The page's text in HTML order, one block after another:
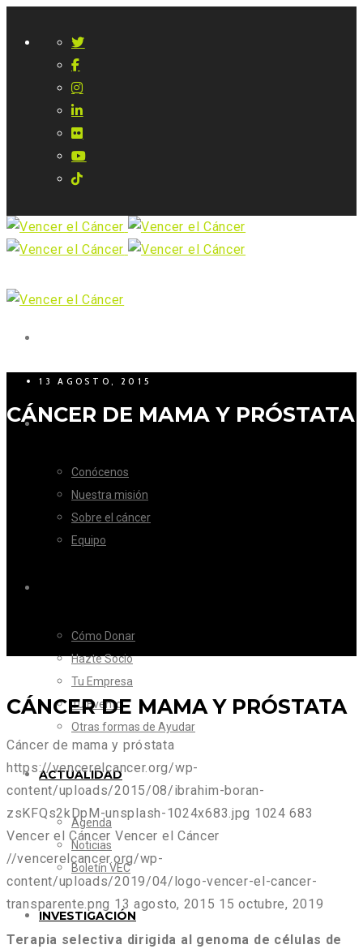
LA FUNDACIÓN
Conócenos
Nuestra misión
Sobre el cáncer
Equipo
Cómo Donar
Hazte Socio
Tu Empresa
Tu Evento
Otras formas de Ayudar
ACTUALIDAD
Agenda
Noticias
Boletín VEC
INVESTIGACIÓN
13 AGOSTO, 2015
CÁNCER DE MAMA Y PRÓSTATA
CÁNCER DE MAMA Y PRÓSTATA
Cáncer de mama y próstata
https://vencerelcancer.org/wp-
content/uploads/2015/08/ibrahim-boran-
zsKFQs2kDpM-unsplash-1024x683.jpg 1024 683
Vencer el Cáncer Vencer el Cáncer
//vencerelcancer.org/wp-
content/uploads/2019/04/logo-vencer-el-cancer-
transparente.png 13 agosto, 2015 15 octubre, 2019
Terapia selectiva dirigida al genoma de células de